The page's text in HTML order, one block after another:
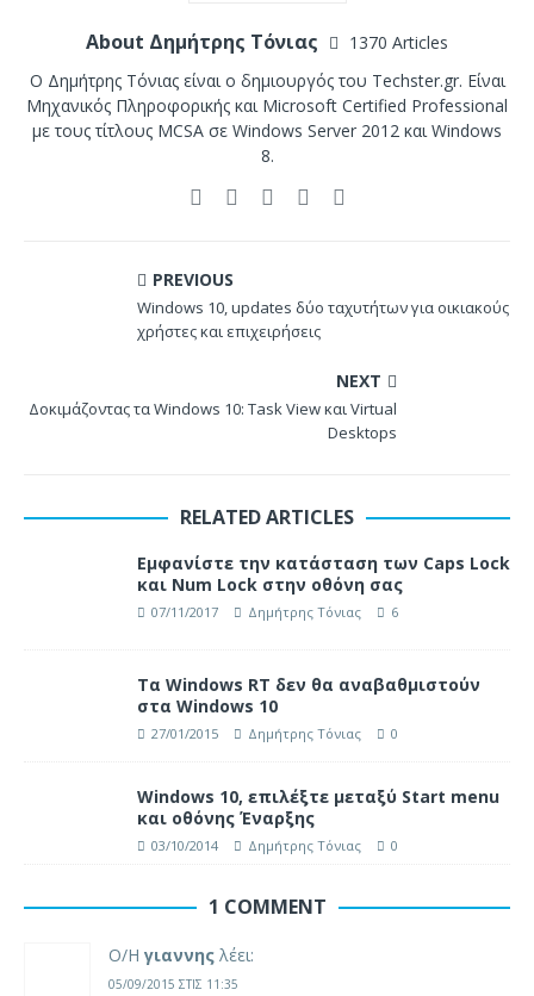
About Δημήτρης Τόνιας
1370 Articles
Ο Δημήτρης Τόνιας είναι ο δημιουργός του Techster.gr. Είναι
Μηχανικός Πληροφορικής και Microsoft Certified Professional
με τους τίτλους MCSA σε Windows Server 2012 και Windows
8.
PREVIOUS
Windows 10, updates δύο ταχυτήτων για οικιακούς
χρήστες και επιχειρήσεις
NEXT
Δοκιμάζοντας τα Windows 10: Task View και Virtual
Desktops
RELATED ARTICLES
Eμφανίστε την κατάσταση των Caps Lock
και Num Lock στην οθόνη σας
07/11/2017 Δημήτρης Τόνιας 6
Τα Windows RT δεν θα αναβαθμιστούν
στα Windows 10
27/01/2015 Δημήτρης Τόνιας 0
Windows 10, επιλέξτε μεταξύ Start menu
και οθόνης Έναρξης
03/10/2014 Δημήτρης Τόνιας 0
1 COMMENT
Ο/Η γιαννης λέει:
05/09/2015 ΣΤΙΣ 11:35